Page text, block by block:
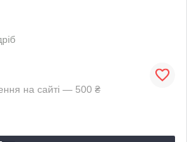
на сайті — 500 ₴